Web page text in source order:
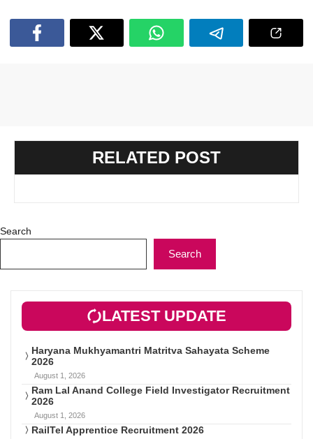
RELATED POST
Search
Search
LATEST UPDATE
Haryana Mukhyamantri Matritva Sahayata Scheme
2026
August 1, 2026
Ram Lal Anand College Field Investigator Recruitment
2026
August 1, 2026
RailTel Apprentice Recruitment 2026